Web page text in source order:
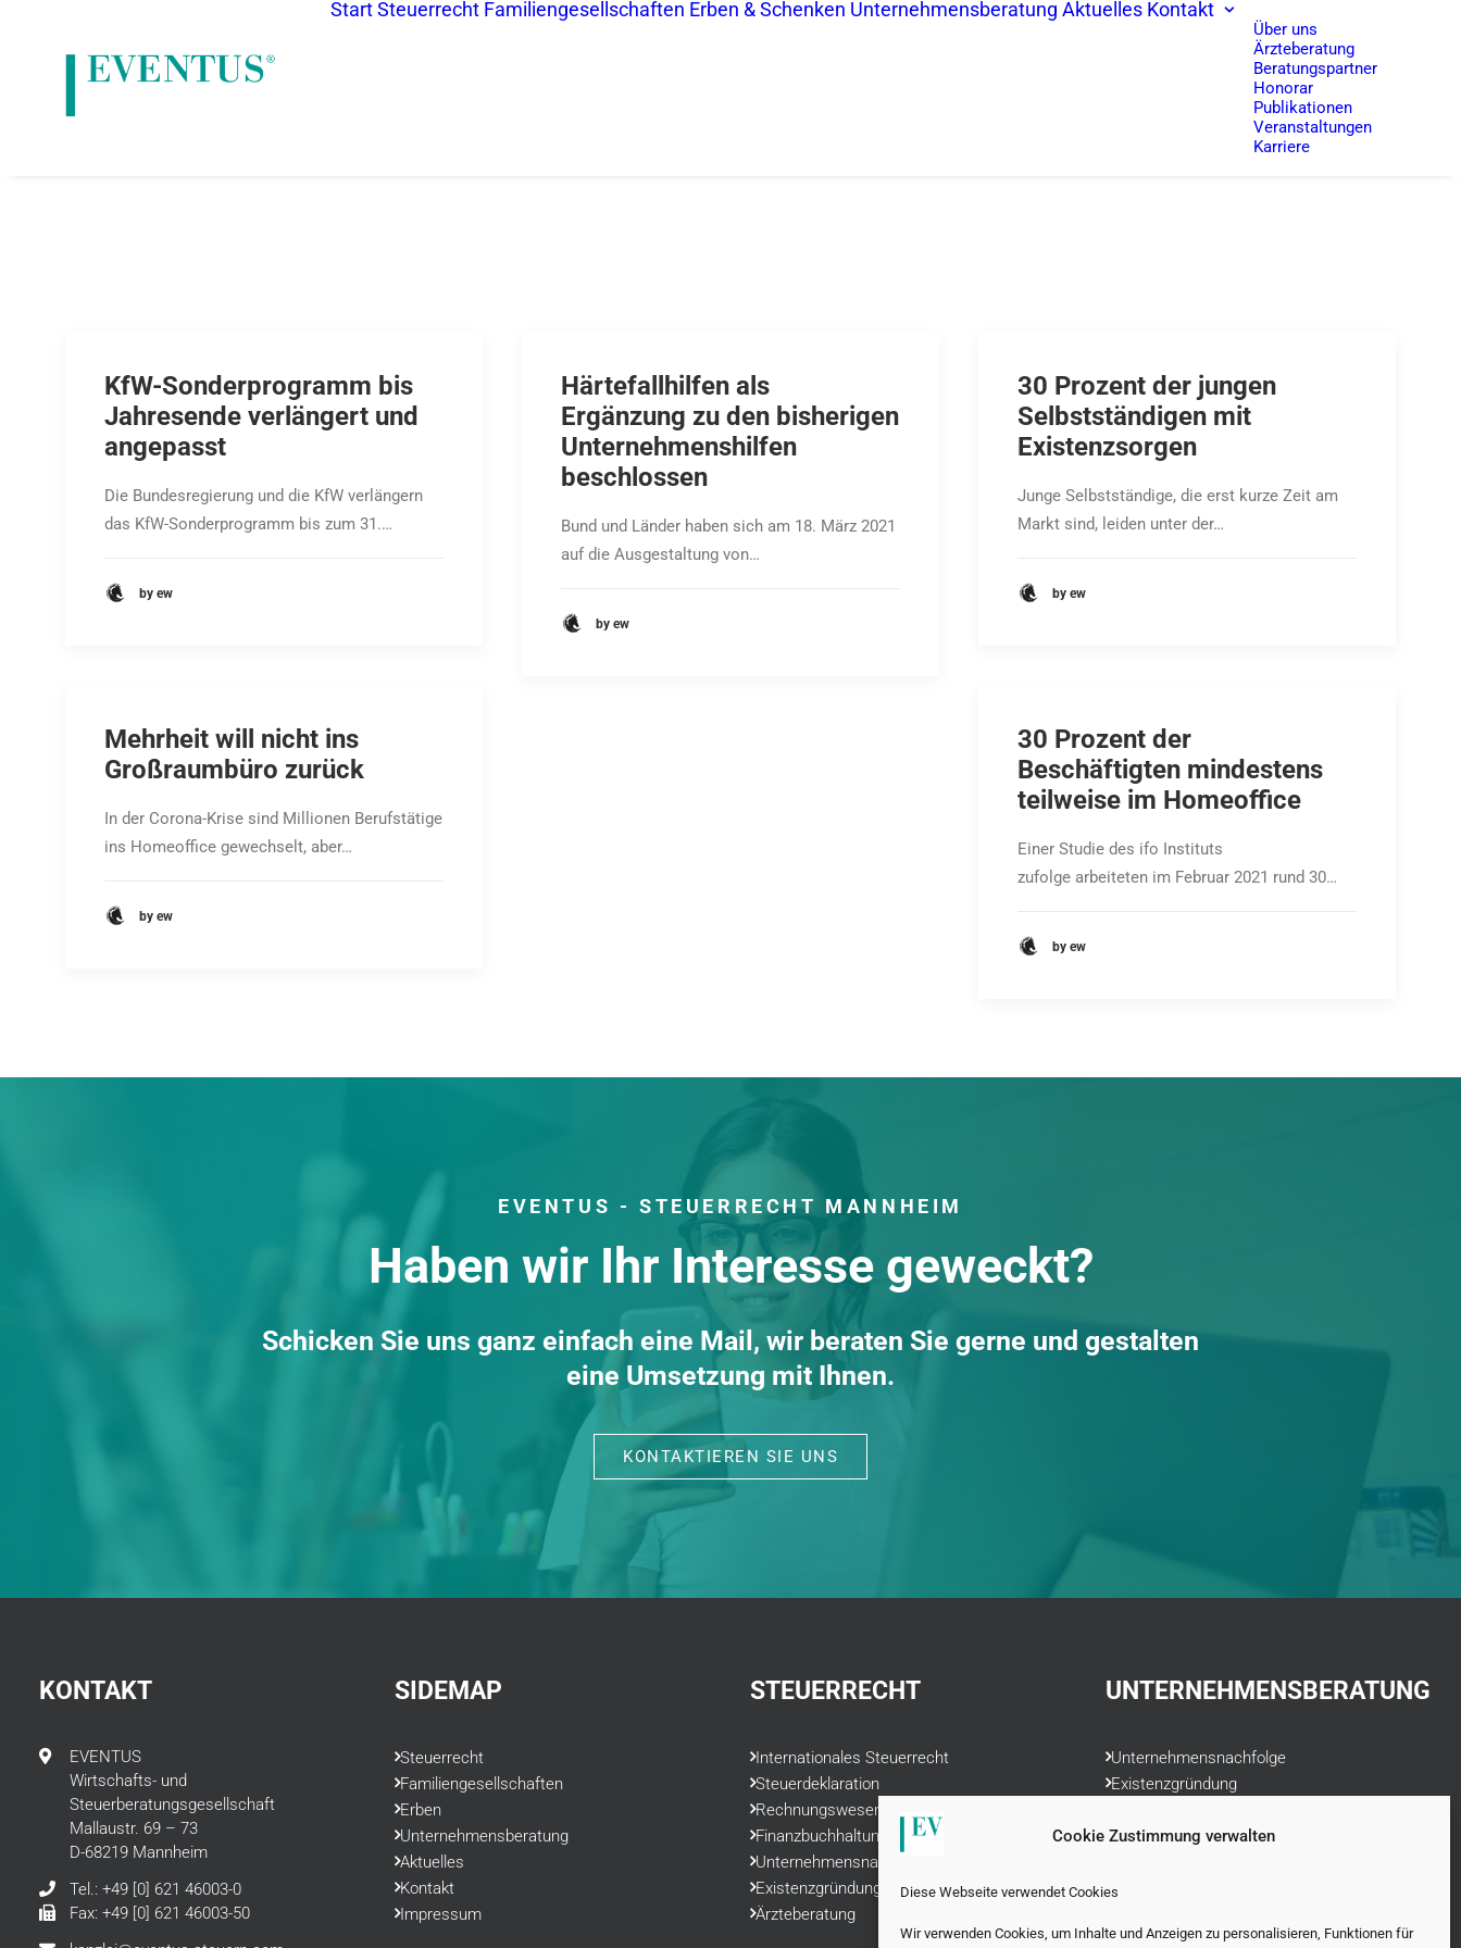
Cookie Zustimmung verwalten
Diese Webseite verwendet Cookies
Wir verwenden Cookies, um Inhalte und Anzeigen zu personalisieren, Funktionen für
StartSteuerrecht Familiengesellschaften Erben & Schenken Unternehmensberatung Aktuelles Kontakt
Über uns
Ärzteberatung
Beratungspartner
Honorar
Publikationen
Veranstaltungen
Karriere
KfW-Sonderprogramm bis
Jahresende verlängert und
angepasst
Die Bundesregierung und die KfW verlängern
das KfW-Sonderprogramm bis zum 31.…
by ew
Härtefallhilfen als
Ergänzung zu den bisherigen
Unternehmenshilfen
beschlossen
Bund und Länder haben sich am 18. März 2021
auf die Ausgestaltung von…
by ew
30 Prozent der jungen
Selbstständigen mit
Existenzsorgen
Junge Selbstständige, die erst kurze Zeit am
Markt sind, leiden unter der…
by ew
Mehrheit will nicht ins
Großraumbüro zurück
In der Corona-Krise sind Millionen Berufstätige
ins Homeoffice gewechselt, aber…
by ew
30 Prozent der
Beschäftigten mindestens
teilweise im Homeoffice
Einer Studie des ifo Instituts
zufolge arbeiteten im Februar 2021 rund 30…
by ew
EVENTUS - STEUERRECHT MANNHEIM
Haben wir Ihr Interesse geweckt?
Schicken Sie uns ganz einfach eine Mail, wir beraten Sie gerne und gestalten
eine Umsetzung mit Ihnen.
KONTAKTIEREN SIE UNS
KONTAKT
EVENTUS
Wirtschafts- und
Steuerberatungsgesellschaft
Mallaustr. 69 – 73
D-68219 Mannheim
Tel.: +49 [0] 621 46003-0
Fax: +49 [0] 621 46003-50
SIDEMAP
Steuerrecht
Familiengesellschaften
Erben
Unternehmensberatung
Aktuelles
Kontakt
Impressum
STEUERRECHT
Internationales Steuerrecht
Steuerdeklaration
Rechnungswesen
Finanzbuchhaltung
Unternehmensnachfolge
Existenzgründung
Ärzteberatung
UNTERNEHMENSBERATUNG
Unternehmensnachfolge
Existenzgründung
Liquiditätsplanung
Datenschutzrecht